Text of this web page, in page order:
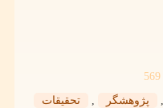
569
, پژوهشگر , تحقیقات